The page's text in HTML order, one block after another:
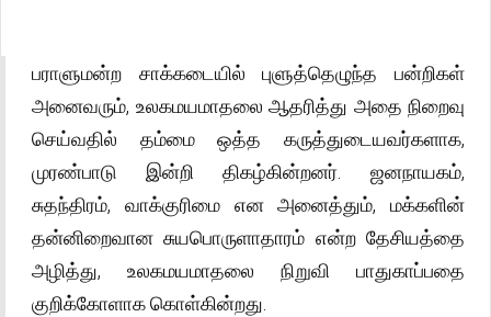
பராளுமன்ற சாக்கடையில் புளுத்தெழுந்த பன்றிகள்
அனைவரும், உலகமயமாதலை ஆதரித்து அதை நிறைவு
செய்வதில் தம்மை ஒத்த கருத்துடையவர்களாக,
முரண்பாடு இன்றி திகழ்கின்றனர். ஜனநாயகம்,
சுதந்திரம், வாக்குரிமை என அனைத்தும், மக்களின்
தன்னிறைவான சுயபொருளாதாரம் என்ற தேசியத்தை
அழித்து, உலகமயமாதலை நிறுவி பாதுகாப்பதை
குறிக்கோளாக கொள்கின்றது.